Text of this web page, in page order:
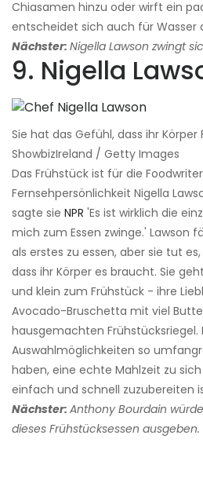
Chiasamen hinzu oder wirft ein
entscheidet sich auch für Wasser
Nächster: Nigella Lawson zwingt
9. Nigella
Sie hat das Gefühl, dass ihr
ShowbizIreland / Getty Images
Das Frühstück ist für die
Fernsehpersönlichkeit Nigella
sagte sie NPR 'Es ist wirklich die
mich zum Essen zwinge.' Lawson
als erstes zu essen, aber sie tut
dass ihr Körper es braucht. Sie
und klein zum Frühstück - ihre
Avocado-Bruschetta mit viel
hausgemachten Frühstücksriegel.
Auswahlmöglichkeiten so
haben, eine echte Mahlzeit zu
einfach und schnell zuzubereiten
Nächster: Anthony Bourdain
dieses Frühstücksessen ausgeben.